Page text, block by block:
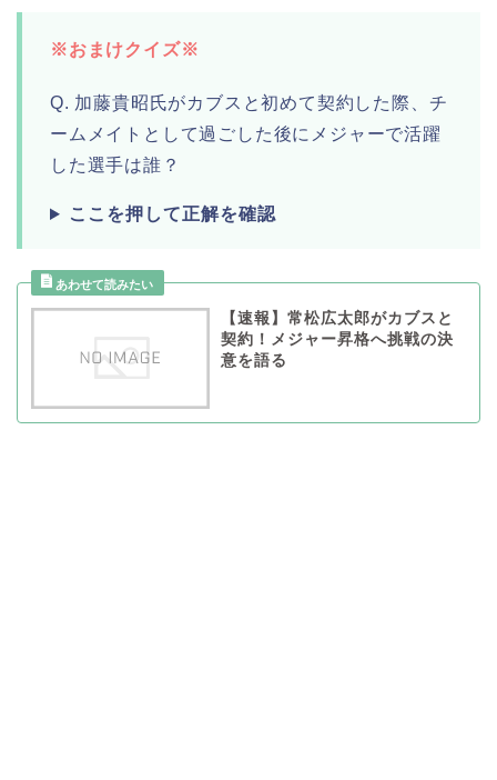
※おまけクイズ※
Q. 加藤貴昭氏がカブスと初めて契約した際、チ
ームメイトとして過ごした後にメジャーで活躍
した選手は誰？
ここを押して正解を確認
【速報】常松広太郎がカブスと
契約！メジャー昇格へ挑戦の決
意を語る